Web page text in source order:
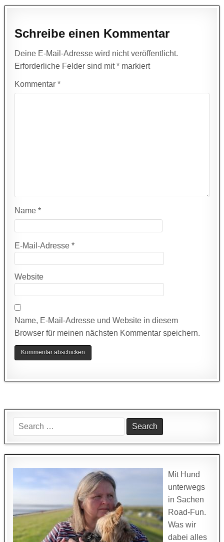
Schreibe einen Kommentar
Deine E-Mail-Adresse wird nicht veröffentlicht.
Erforderliche Felder sind mit* markiert
Kommentar*
Name*
E-Mail-Adresse*
Website
Name, E-Mail-Adresse und Website in diesem
Browser für meinen nächsten Kommentar speichern.
Search
for:
Mit Hund
unterwegs
in Sachen
Road-Fun.
Was wir
dabei alles